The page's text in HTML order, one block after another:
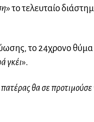
» το τελευταίο
το 24χρονο θύμα
γκέι».
θα σε